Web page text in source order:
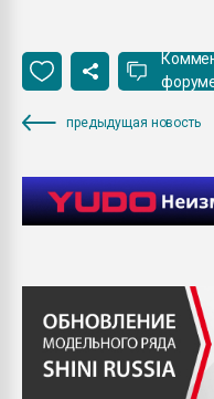
предыдущая новость